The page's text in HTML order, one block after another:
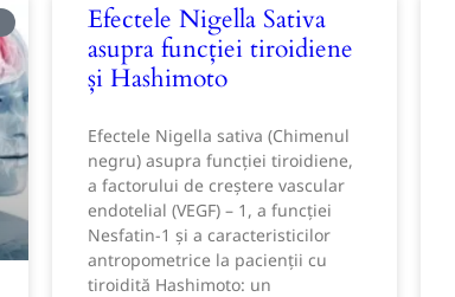
Efectele Nigella Sativa
asupra funcției tiroidiene
și Hashimoto
Efectele Nigella sativa (Chimenul
negru) asupra funcției tiroidiene,
a factorului de creștere vascular
endotelial (VEGF) – 1, a funcției
Nesfatin-1 și a caracteristicilor
antropometrice la pacienții cu
tiroidită Hashimoto: un